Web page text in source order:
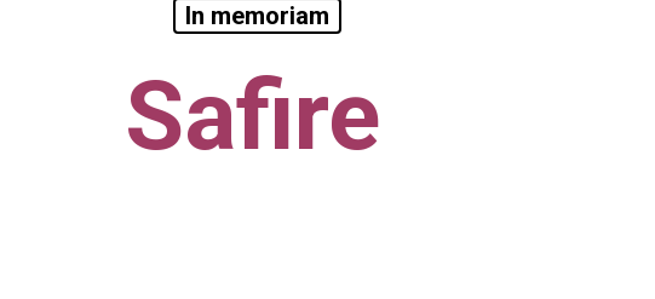
In memoriam
Safire